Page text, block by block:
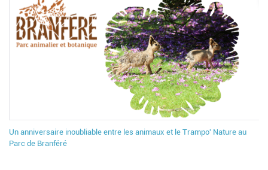
Un anniversaire inoubliable entre les animaux et le Trampo' Nature au
Parc de Branféré